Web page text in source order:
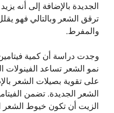
الجديدة بالإضافة إلى أنه
ترقق الشعر وبالتالي فهو
والمفرط.
وجدت دراسة أن كمية
نمو الشعر تساعد الفينولات
على تقوية بصيلات الشعر
الشعر الجديدة. تضمن
الزيت أن تكون خيوط الشعر